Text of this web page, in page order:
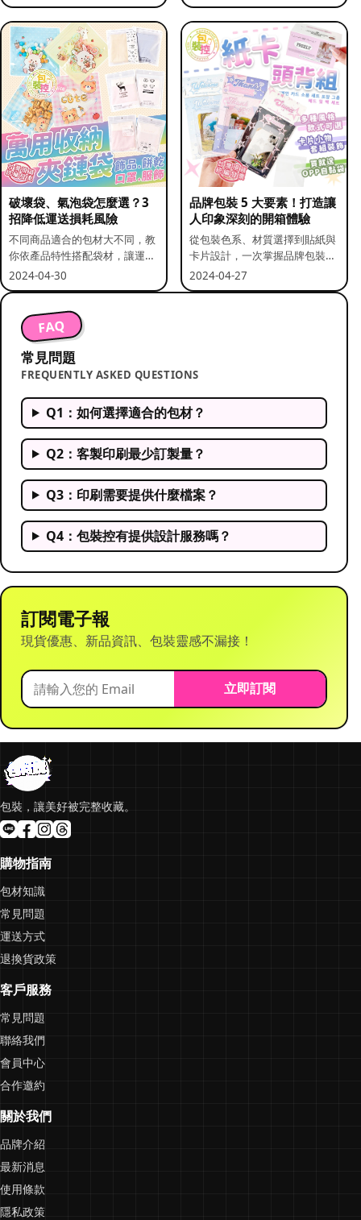
破壞袋、氣泡袋怎麼選？3
招降低運送損耗風險
不同商品適合的包材大不同，教
你依產品特性搭配袋材，讓運送
更安全。
2024-04-30
品牌包裝 5 大要素！打造讓
人印象深刻的開箱體驗
從包裝色系、材質選擇到貼紙與
卡片設計，一次掌握品牌包裝的
關鍵要素。
2024-04-27
FAQ
常見問題
FREQUENTLY ASKED QUESTIONS
Q1：如何選擇適合的包材？
Q2：客製印刷最少訂製量？
Q3：印刷需要提供什麼檔案？
Q4：包裝控有提供設計服務嗎？
訂閱電子報
現貨優惠、新品資訊、包裝靈感不漏接！
立即訂閱
包裝，讓美好被完整收藏。
購物指南
包材知識
常見問題
運送方式
退換貨政策
客戶服務
常見問題
聯絡我們
會員中心
合作邀約
關於我們
品牌介紹
最新消息
使用條款
隱私政策